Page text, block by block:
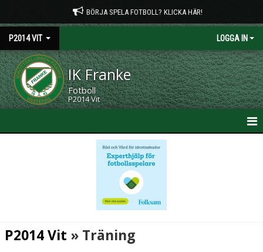
BÖRJA SPELA FOTBOLL? KLICKA HÄR!
P2014 VIT LOGGA IN
IK Franke
Fotboll
P2014 Vit
P2014 Vit » Träning